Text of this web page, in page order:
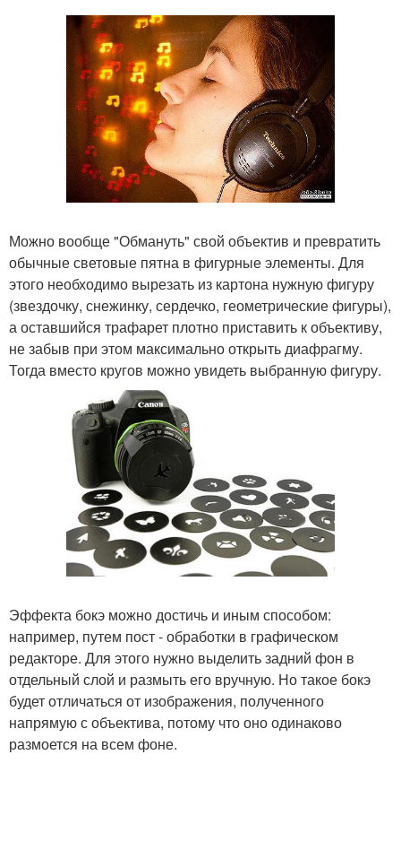
Можно вообще "Обмануть" свой объектив и превратить
обычные световые пятна в фигурные элементы. Для
этого необходимо вырезать из картона нужную фигуру
(звездочку, снежинку, сердечко, геометрические фигуры),
а оставшийся трафарет плотно приставить к объективу,
не забыв при этом максимально открыть диафрагму.
Тогда вместо кругов можно увидеть выбранную фигуру.
Эффекта бокэ можно достичь и иным способом:
например, путем пост - обработки в графическом
редакторе. Для этого нужно выделить задний фон в
отдельный слой и размыть его вручную. Но такое бокэ
будет отличаться от изображения, полученного
напрямую с объектива, потому что оно одинаково
размоется на всем фоне.